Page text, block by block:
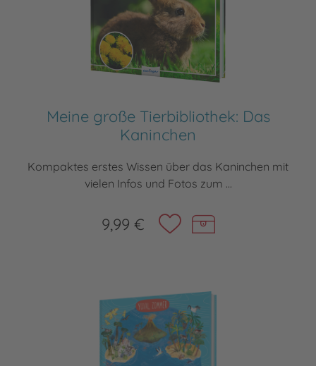
Meine große Tierbibliothek: Das
Kaninchen
Kompaktes erstes Wissen über das Kaninchen mit
vielen Infos und Fotos zum ...
9,99 €